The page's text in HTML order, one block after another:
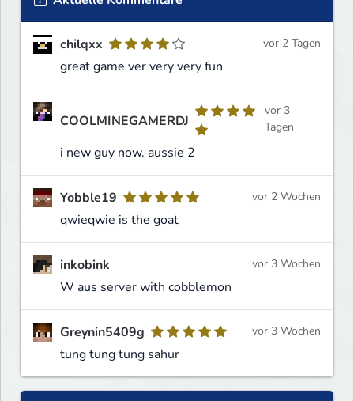
chilqxx
great game ver very very fun
vor 2 Tagen
COOLMINEGAMERDJ
i new guy now. aussie 2
vor 3
Tagen
Yobble19
qwieqwie is the goat
vor 2 Wochen
inkobink
W aus server with cobblemon
vor 3 Wochen
Greynin5409g
tung tung tung sahur
vor 3 Wochen